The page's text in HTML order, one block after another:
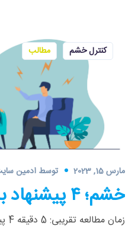
کنترل خشم مطالب
مارس 15, 2023 توسطادمین
خشم؛ ۴ پیشنهاد برای مدیریت آن